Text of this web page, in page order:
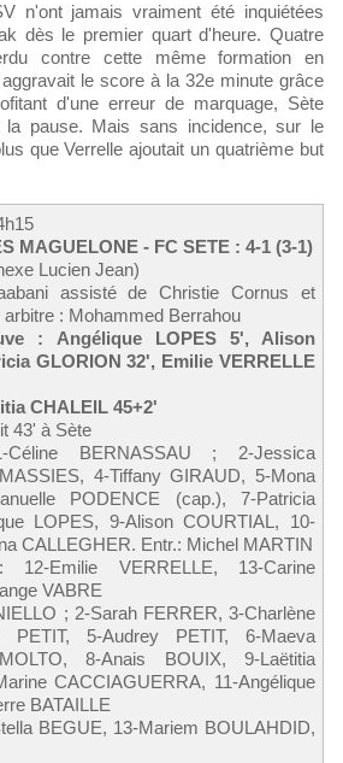
dès le premier quart d'heure. Quatre
contre cette même formation en
le score à la 32e minute grâce
d'une erreur de marquage, Sète
la pause. Mais sans incidence, sur le
que Verrelle ajoutait un quatrième but
MAGUELONE - FC SETE : 4-1 (3-1)
Lucien Jean)
assisté de Christie Cornus et
: Mohammed Berrahou
: Angélique LOPES 5', Alison
GLORION 32', Emilie VERRELLE
CHALEIL 45+2'
43' à Sète
Céline BERNASSAU ; 2-Jessica
4-Tiffany GIRAUD, 5-Mona
PODENCE (cap.), 7-Patricia
LOPES, 9-Alison COURTIAL, 10-
CALLEGHER. Entr.: Michel MARTIN
Emilie VERRELLE, 13-Carine
VABRE
; 2-Sarah FERRER, 3-Charlène
PETIT, 5-Audrey PETIT, 6-Maeva
8-Anais BOUIX, 9-Laëtitia
CACCIAGUERRA, 11-Angélique
BATAILLE
BEGUE, 13-Mariem BOULAHDID,